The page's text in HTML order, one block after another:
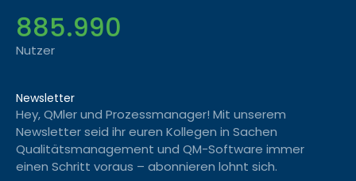
885.990
Nutzer
Newsletter
Hey, QMler und Prozessmanager! Mit unserem
Newsletter seid ihr euren Kollegen in Sachen
Qualitätsmanagement und QM-Software immer
einen Schritt voraus – abonnieren lohnt sich.